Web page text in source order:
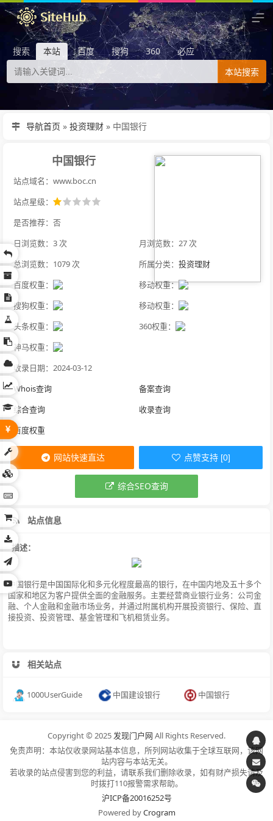
搜索 本站 百度 搜狗 360 必应
本站搜索
导航首页 » 投资理财 » 中国银行
中国银行
站点域名：www.boc.cn
站点星级：
是否推荐：否
日浏览数：3 次
月浏览数：27 次
总浏览数：1079 次
所属分类： 投资理财
百度权重：
移动权重：
搜狗权重：
移动权重：
头条权重：
360权重：
神马权重：
收录日期：2024-03-12
Whois查询
备案查询
综合查询
收录查询
百度权重
网站快速直达 点赞支持 [0]
综合SEO查询
站点信息
描述：
中国银行是中国国际化和多元化程度最高的银行，在中国内地及五十多个
国家和地区为客户提供全面的金融服务。主要经营商业银行业务：公司金
融、个人金融和金融市场业务，并通过附属机构开展投资银行、保险、直
接投资、投资管理、基金管理和飞机租赁业务。
相关站点
1000UserGuide 中国建设银行 中国银行
Copyright © 2025 发现门户网 All Rights Reserved.
免责声明：本站仅收录网站基本信息，所列网站收集于全球互联网，该网
站内容与本站无关。
若收录的站点侵害到您的利益，请联系我们删除收录，如有财产损失请及
时拨打110报警需求帮助。
沪ICP备20016252号
Powered byCrogram